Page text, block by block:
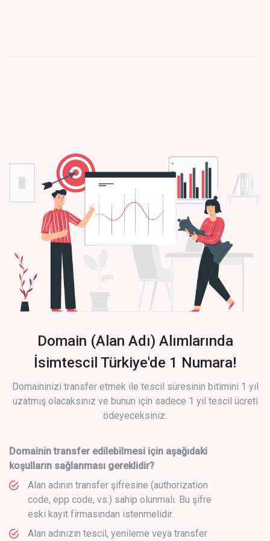
Domain (Alan Adı) Alımlarında
İsimtescil Türkiye'de 1 Numara!
Domaininizi transfer etmek ile tescil süresinin bitimini 1 yıl
uzatmış olacaksınız ve bunun için sadece 1 yıl tescil ücreti
ödeyeceksiniz.
Domainin transfer edilebilmesi için aşağıdaki
koşulların sağlanması gereklidir?
Alan adının transfer şifresine (authorization
code, epp code, vs.) sahip olunmalı. Bu şifre
eski kayıt firmasından istenmelidir.
Alan adınızın tescil, yenileme veya transfer